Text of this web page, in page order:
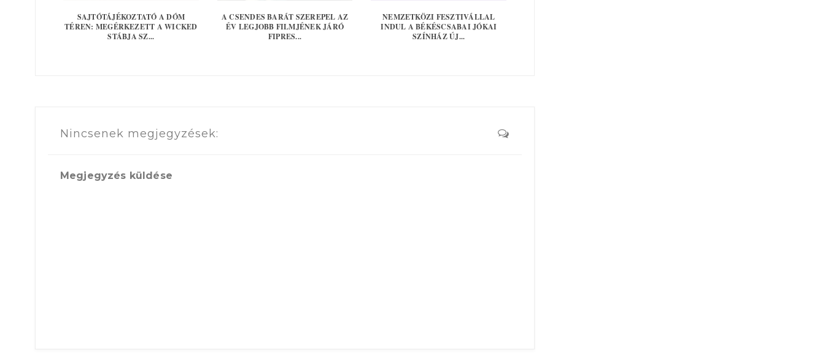
SAJTÓTÁJÉKOZTATÓ A DÓM
TÉREN: MEGÉRKEZETT A WICKED
STÁBJA SZ...
A CSENDES BARÁT SZEREPEL AZ
ÉV LEGJOBB FILMJÉNEK JÁRÓ
FIPRES...
NEMZETKÖZI FESZTIVÁLLAL
INDUL A BÉKÉSCSABAI JÓKAI
SZÍNHÁZ ÚJ...
Nincsenek megjegyzések:
Megjegyzés küldése